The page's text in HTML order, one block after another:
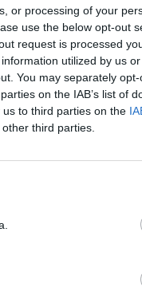
or processing of your
use the below opt-out
request is processed
utilized by us
You may separately
on the IAB’s list of
to third parties on the
third parties.
11-ročným
pre Ashley.
sme sa stretli,”
by nemal byť